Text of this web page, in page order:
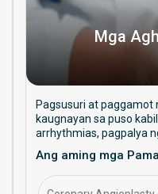
Mga
Pagsusuri at paggamot
kaugnayan sa puso
arrhythmias, pagpalya
pamamaraang
pamamahala sa
Ang aming mga